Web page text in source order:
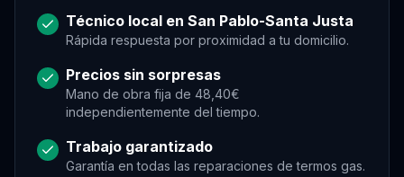
Técnico local en San Pablo-Santa Justa
Rápida respuesta por proximidad a tu domicilio.
Precios sin sorpresas
Mano de obra fija de 48,40€
independientemente del tiempo.
Trabajo garantizado
Garantía en todas las reparaciones determos gas.
Asistente Virtual